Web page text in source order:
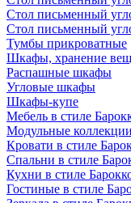
Стол письменный
Стол письменный
Тумбы прикроватные
Шкафы, хранение
Распашные шкафы
Угловые шкафы
Шкафы-купе
Мебель в стиле
Модульные
Кровати в стиле
Спальни в стиле
Кухни в стиле
Гостиные в стиле